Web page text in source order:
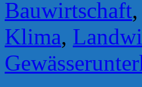
Bauwirtschaft,
Klima,